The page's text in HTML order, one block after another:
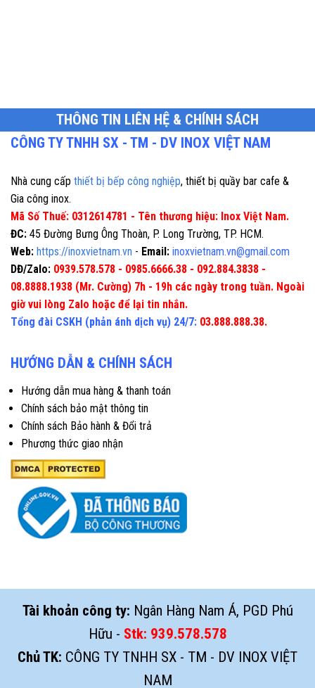
THÔNG TIN LIÊN HỆ & CHÍNH SÁCH
CÔNG TY TNHH SX - TM - DV INOX VIỆT NAM
Nhà cung cấp thiết bị bếp công nghiệp, thiết bị quầy bar cafe &
Gia công inox.
Mã Số Thuế: 0312614781 - Tên thương hiệu: Inox Việt Nam.
ĐC: 45 Đường Bưng Ông Thoàn, P. Long Trường, TP. HCM.
Web: https://inoxvietnam.vn - Email: inoxvietnam.vn@gmail.com
DĐ/Zalo: 0939.578.578 - 0985.6666.38 - 092.884.3838 -
08.8888.1938 (Mr. Cường) 7h - 19h các ngày trong tuần. Ngoài
giờ vui lòng Zalo hoặc để lại tin nhắn.
Tổng đài CSKH (phản ánh dịch vụ) 24/7: 03.888.888.38.
HƯỚNG DẪN & CHÍNH SÁCH
Hướng dẫn mua hàng & thanh toán
Chính sách bảo mật thông tin
Chính sách Bảo hành & Đổi trả
Phương thức giao nhận
Tài khoản công ty: Ngân Hàng Nam Á, PGD Phú
Hữu - Stk: 939.578.578
Chủ TK: CÔNG TY TNHH SX - TM - DV INOX VIỆT
NAM